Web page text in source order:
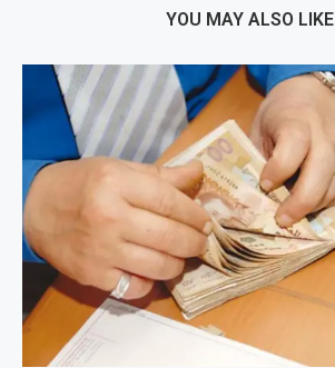
YOU MAY ALSO LIKE